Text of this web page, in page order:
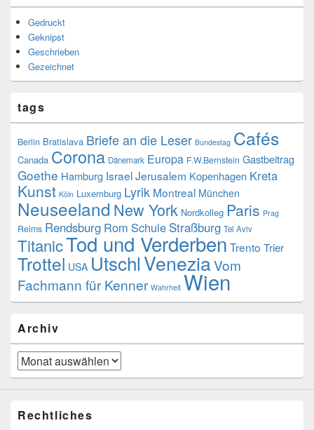
Gedruckt
Geknipst
Geschrieben
Gezeichnet
tags
Berlin Bratislava Briefe an die Leser Bundestag Cafés
Canada Corona Dänemark Europa F.W.Bernstein Gastbeitrag
Goethe Hamburg IsraelJerusalem Kopenhagen Kreta
Kunst Köln Luxemburg Lyrik Montreal München
Neuseeland New York Nordkolleg Paris Prag
Reims Rendsburg Rom Schule Straßburg Tel Aviv
TitanicTod und Verderben Trento Trier
Trottel USA UtschlVeneziaVom
Fachmann für Kenner Wahrheit Wien
Archiv
Archiv
Rechtliches